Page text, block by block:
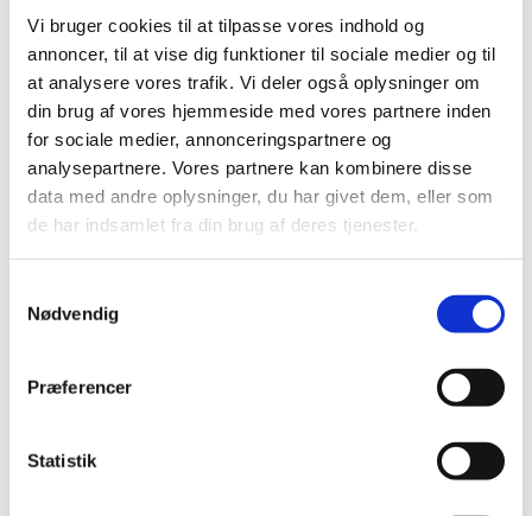
Vi bruger cookies til at tilpasse vores indhold og
annoncer, til at vise dig funktioner til sociale medier og til
at analysere vores trafik. Vi deler også oplysninger om
din brug af vores hjemmeside med vores partnere inden
for sociale medier, annonceringspartnere og
analysepartnere. Vores partnere kan kombinere disse
data med andre oplysninger, du har givet dem, eller som
de har indsamlet fra din brug af deres tjenester.
Nødvendig
Præferencer
Statistik
Numrene stemmer overens med dem salmerne har
i Den Danske Salmebog.
Salmer
2 – Lover den Herre, den mægtige konge med ære
11 – Nu takker alle Gud
15 – Op, al den ting, som Gud har gjort
321 – O kristelighed